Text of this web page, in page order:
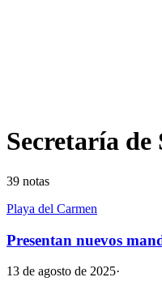
Secretaría
39 notas
Playa del Carmen
Presentan nuevos
13 de agosto de 2025·